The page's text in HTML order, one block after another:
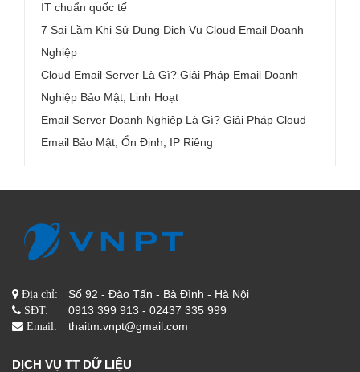
IT chuẩn quốc tế
7 Sai Lầm Khi Sử Dụng Dịch Vụ Cloud Email Doanh
Nghiệp
Cloud Email Server Là Gì? Giải Pháp Email Doanh
Nghiệp Bảo Mật, Linh Hoạt
Email Server Doanh Nghiệp Là Gì? Giải Pháp Cloud
Email Bảo Mật, Ổn Định, IP Riêng
Địa chỉ: Số 92 - Đào Tấn - Bà Đình - Hà Nội
SĐT: 0913 399 913 - 02437 335 999
Email: thaitm.vnpt@gmail.com
DỊCH VỤ TT DỮ LIỆU